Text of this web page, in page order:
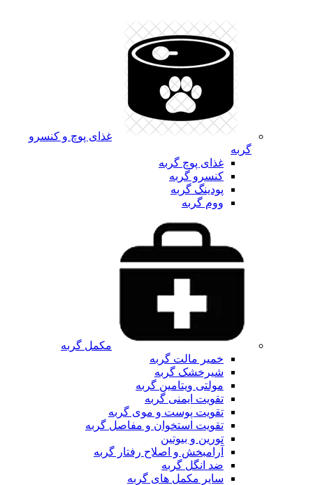
غذای پوچ و کنسرو
گربه
غذای پوچ گربه
کنسرو گربه
پودینگ گربه
ووم گربه
مکمل گربه
خمیر مالت گربه
شیرخشک گربه
مولتی ویتامین گربه
تقویت ایمنی گربه
تقویت پوست و موی گربه
تقویت استخوان و مفاصل گربه
تورین و بیوتین
آرامبخش و اصلاح رفتار گربه
ضد انگل گربه
سایر مکمل های گربه